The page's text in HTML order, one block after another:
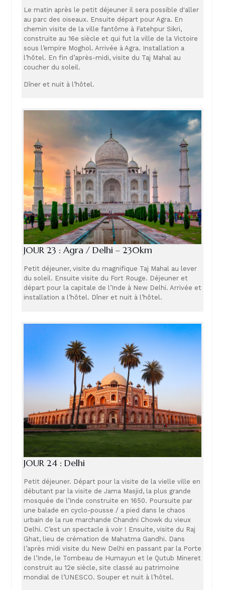
Le matin après le petit déjeuner il sera possible d'aller
au parc des oiseaux. Ensuite départ pour Agra. En
chemin visite de la ville fantôme à Fatehpur Sikri,
construite au 16e siècle et qui fut la ville de la Victoire
sous l’empire Moghol. Arrivée à Agra. Installation a
l’hôtel. En fin d’après-midi, visite du Taj Mahal au
coucher du soleil.
Dîner et nuit à l’hôtel.
JOUR 23 : Agra / Delhi – 230km
Petit déjeuner, visite du magnifique Taj Mahal au lever
du soleil. Ensuite visite du Fort Rouge. Déjeuner et
départ pour la capitale de l’Inde à New Delhi. Arrivée et
installation a l’hôtel. Dîner et nuit à l’hôtel.
JOUR 24 : Delhi
Petit déjeuner. Départ pour la visite de la vielle ville en
débutant par la visite de Jama Masjid, la plus grande
mosquée de l’Inde construite en 1650. Poursuite par
une balade en cyclo-pousse / a pied dans le chaos
urbain de la rue marchande Chandni Chowk du vieux
Delhi. C’est un spectacle à voir ! Ensuite, visite du Raj
Ghat, lieu de crémation de Mahatma Gandhi. Dans
l’après midi visite du New Delhi en passant par la Porte
de l’Inde, le Tombeau de Humayun et le Qutub Mineret
construit au 12e siècle, site classé au patrimoine
mondial de l’UNESCO. Souper et nuit à l’hôtel.